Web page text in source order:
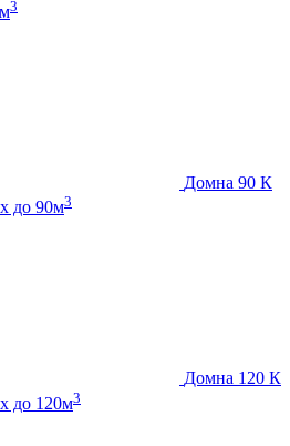
3
Домна 90 К
до 90м3
Домна 120 К
до 120м3